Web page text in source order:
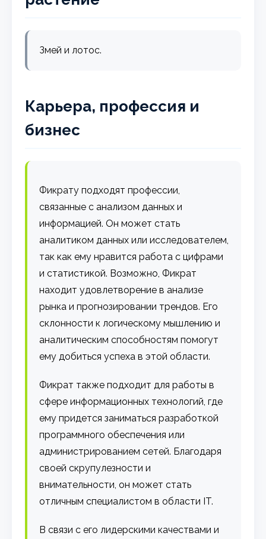
Змей и лотос.
Карьера, профессия и
бизнес
Фикрату подходят профессии,
связанные с анализом данных и
информацией. Он может стать
аналитиком данных или исследователем,
так как ему нравится работа с цифрами
и статистикой. Возможно, Фикрат
находит удовлетворение в анализе
рынка и прогнозировании трендов. Его
склонности к логическому мышлению и
аналитическим способностям помогут
ему добиться успеха в этой области.
Фикрат также подходит для работы в
сфере информационных технологий, где
ему придется заниматься разработкой
программного обеспечения или
администрированием сетей. Благодаря
своей скрупулезности и
внимательности, он может стать
отличным специалистом в области IT.
В связи с его лидерскими качествами и